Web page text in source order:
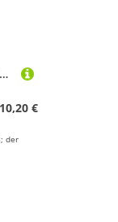
SOPOTUTU Massiver Holz Baseballschläger Ständer Haushalt Bat Organizer mit Rundem Robuster Desktop Bat Rack zur Aufbewahrung und Dekoration Platzsparender Fledermaus Halter
10,20 €
der